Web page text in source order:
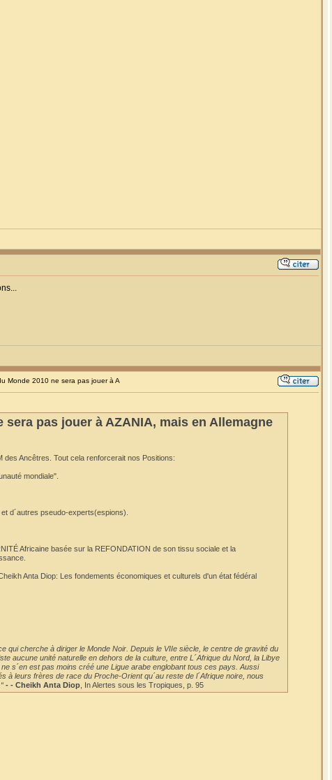
Monde 2010 ne sera pas jouer à A
sera pas jouer à AZANIA, mais en Allemagne
des Ancêtres. Tout cela renforcerait nos Positions:
mondiale".
d´autres pseudo-experts(espions).
Africaine basée sur la REFONDATION de son tissu sociale et la
Anta Diop: Les fondements économiques et culturels d'un état fédéral
qui cherche à diriger le Monde Noir. Depuis le VIIe siècle, le centre de gravité du
aucune unité naturelle en dehors de la culture, entre L´Afrique du Nord, la Libye
s´en est pas moins créé une Ligue arabe englobant tous ces pays. Aussi
à leurs frères de race du Proche-Orient qu´au reste de l´Afrique noire, nous
- - Cheikh Anta Diop , In Alertes sous les Tropiques, p. 95